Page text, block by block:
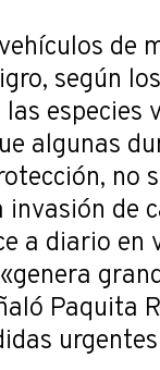
de
según
especies
algunas
no
de
a diario en
Paquita